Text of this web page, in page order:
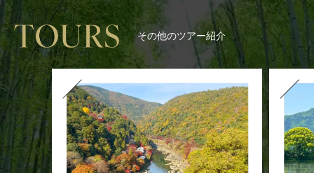
その他のツアー紹介